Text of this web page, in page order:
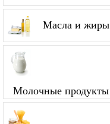
Масла и жиры
Молочные продукты